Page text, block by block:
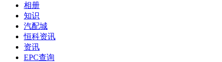
相册
知识
汽配城
恒科资讯
资讯
EPC查询